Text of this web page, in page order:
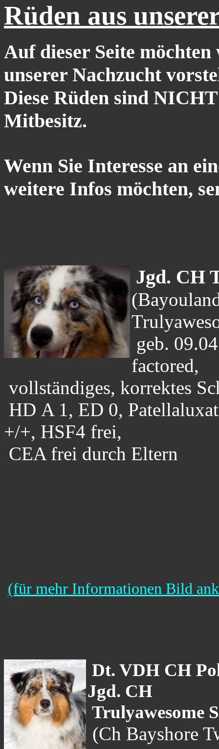
Rüden aus
Auf dieser Seite
unserer Nachzucht
Diese Rüden sind
Mitbesitz.
Wenn Sie Interesse an
weitere Infos möchten,
Jgd. CH
(
geb.
factored,
vollständiges, korrektes
HD A 1, ED 0,
+/+, HSF4 frei,
CEA frei durch Eltern
(für mehr Informationen Bild
Dt. VDH CH
Jgd. CH
Trulyawesome
(Ch Bayshore